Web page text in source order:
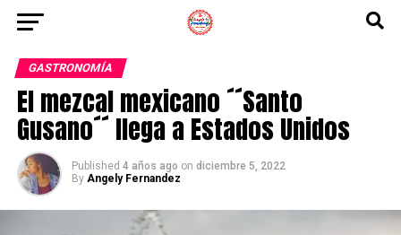
GASTRONOMÍA
El mezcal mexicano ´´Santo
Gusano´´ llega a Estados Unidos
Published 4 años ago on diciembre 5, 2022
By Angely Fernandez